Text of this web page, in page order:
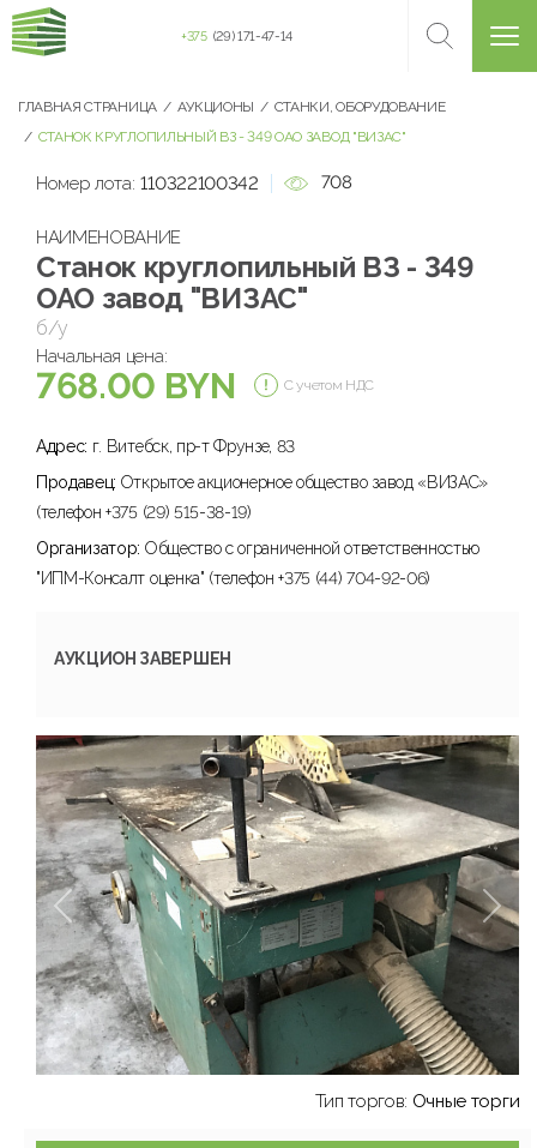
+375 (29) 171-47-14
ГЛАВНАЯ СТРАНИЦА АУКЦИОНЫ
СТАНКИ, ОБОРУДОВАНИЕ
СТАНОК КРУГЛОПИЛЬНЫЙ ВЗ - 349 ОАО ЗАВОД "ВИЗАС"
Номер лота: 110322100342 708
НАИМЕНОВАНИЕ
Станок круглопильный ВЗ - 349
ОАО завод "ВИЗАС"
б/у
Начальная цена:
768.00 BYN С учетом НДС
Адрес: г. Витебск, пр-т Фрунзе, 83
Продавец: Открытое акционерное общество завод «ВИЗАС»
(телефон +375 (29) 515-38-19)
Организатор: Общество с ограниченной ответственностью
"ИПМ-Консалт оценка" (телефон +375 (44) 704-92-06)
АУКЦИОН ЗАВЕРШЕН
Тип торгов: Очные торги